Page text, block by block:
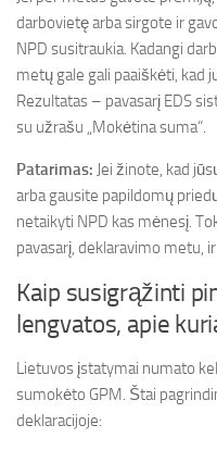
darbovietę arba sirgote ir
NPD susitraukia. Kadangi
metų gale gali paaiškėti, kad
Rezultatas – pavasarį EDS
su užrašu „Mokėtina suma“.
Patarimas: Jei žinote, kad
arba gausite papildomų
netaikyti NPD kas mėnesį.
pavasarį, deklaravimo metu,
Kaip susigrąžinti
lengvatos, apie
Lietuvos įstatymai numato
sumokėto GPM. Štai
deklaracijoje: